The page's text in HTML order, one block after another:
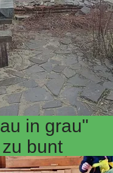
in grau"
zu bunt